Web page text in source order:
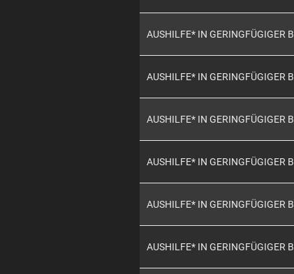
AUSHILFE* IN GERINGFÜGIGER
AUSHILFE* IN GERINGFÜGIGER
AUSHILFE* IN GERINGFÜGIGER
AUSHILFE* IN GERINGFÜGIGER
AUSHILFE* IN GERINGFÜGIGER
AUSHILFE* IN GERINGFÜGIGER